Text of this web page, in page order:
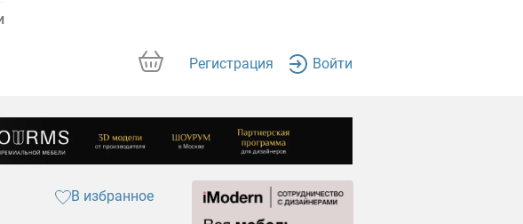
Регистрация Войти
В избранное